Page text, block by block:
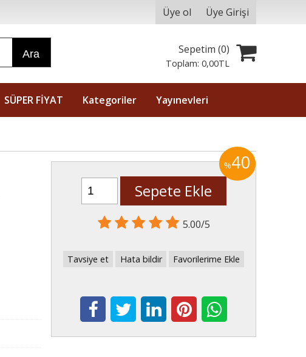
Üye ol Üye Girişi
Ara Sepetim (0)
Toplam:0,00TL
SÜPER FİYAT Kategoriler Yayınevleri
%40
Sepete Ekle
5.00/5
Tavsiye et Hata bildir Favorilerime Ekle